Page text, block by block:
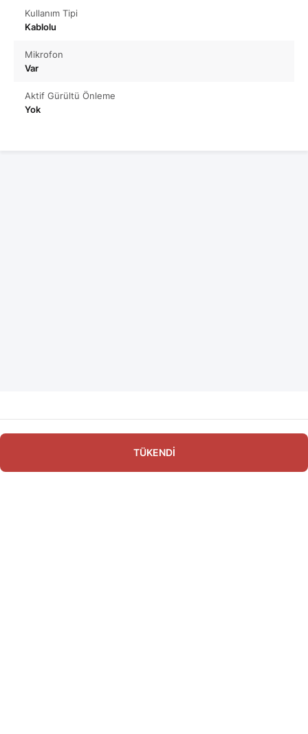
Kullanım Tipi
Kablolu
Mikrofon
Var
Aktif Gürültü Önleme
Yok
TÜKENDİ